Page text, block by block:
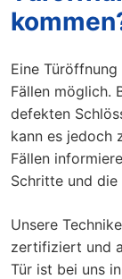
Eine
Fällen möglich.
defekten
kann es jedoch
Fällen
Schritte und die
Unsere
zertifiziert und
Tür ist bei uns